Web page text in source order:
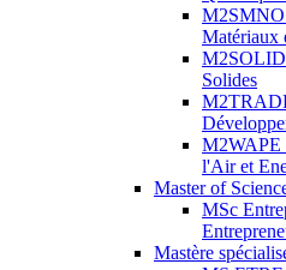
M2SMNO
Matériaux
Solides
M2WAPE
l'Air et
Master of
MSc
Mastère